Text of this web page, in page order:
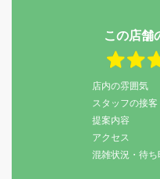
この店舗
店内の雰囲気
スタッフの接客
提案内容
アクセス
混雑状況・待ち